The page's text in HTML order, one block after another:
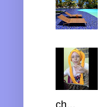
ch...